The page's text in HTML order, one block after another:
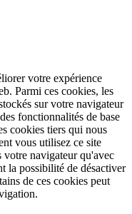
votre expérience
Parmi ces cookies, les
sur votre navigateur
fonctionnalités de base
cookies tiers qui nous
vous utilisez ce site
votre navigateur qu'avec
la possibilité de désactiver
de ces cookies peut